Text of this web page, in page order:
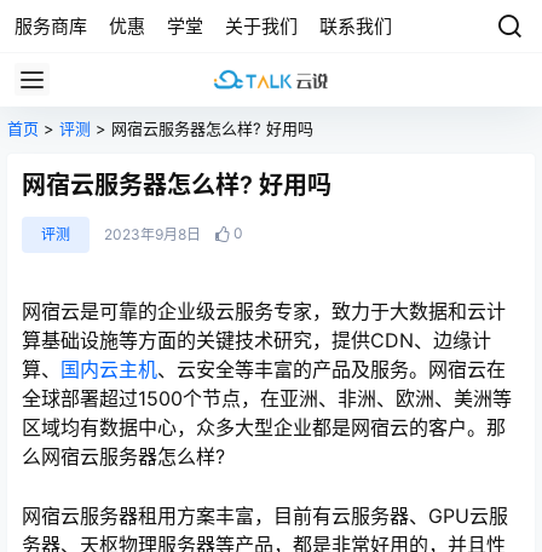
服务商库 优惠 学堂 关于我们 联系我们
首页 > 评测 > 网宿云服务器怎么样? 好用吗
网宿云服务器怎么样? 好用吗
评测 2023年9月8日 0
网宿云是可靠的企业级云服务专家，致力于大数据和云计
算基础设施等方面的关键技术研究，提供CDN、边缘计
算、 国内云主机、云安全等丰富的产品及服务。网宿云在
全球部署超过1500个节点，在亚洲、非洲、欧洲、美洲等
区域均有数据中心，众多大型企业都是网宿云的客户。那
么网宿云服务器怎么样?
网宿云服务器租用方案丰富，目前有云服务器、GPU云服
务器、天枢物理服务器等产品，都是非常好用的，并且性